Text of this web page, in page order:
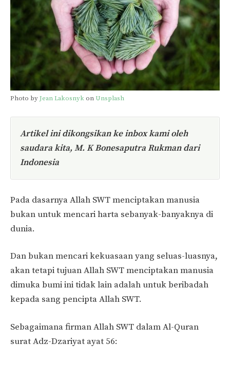
Photo byJean Lakosnykon Unsplash
Artikel ini dikongsikan ke inbox kami oleh
saudara kita, M. K Bonesaputra Rukman dari
Indonesia
Pada dasarnya Allah SWT menciptakan manusia
bukan untuk mencari harta sebanyak-banyaknya di
dunia.
Dan bukan mencari kekuasaan yang seluas-luasnya,
akan tetapi tujuan Allah SWT menciptakan manusia
dimuka bumi ini tidak lain adalah untuk beribadah
kepada sang pencipta Allah SWT.
Sebagaimana firman Allah SWT dalam Al-Quran
surat Adz-Dzariyat ayat 56: